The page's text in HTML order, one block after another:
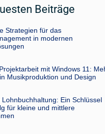
Beiträge
Strategien für das
in modernen
mit Windows 11:
Musikproduktion und Design
Lohnbuchhaltung: Ein Schlüssel
für kleine und mittlere